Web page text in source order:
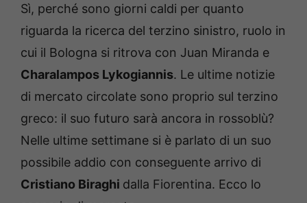
Sì, perché sono giorni caldi per quanto
riguarda la ricerca del terzino sinistro, ruolo in
cui il Bologna si ritrova con Juan Miranda e
Charalampos Lykogiannis. Le ultime notizie
di mercato circolate sono proprio sul terzino
greco: il suo futuro sarà ancora in rossoblù?
Nelle ultime settimane si è parlato di un suo
possibile addio con conseguente arrivo di
Cristiano Biraghi dalla Fiorentina. Ecco lo